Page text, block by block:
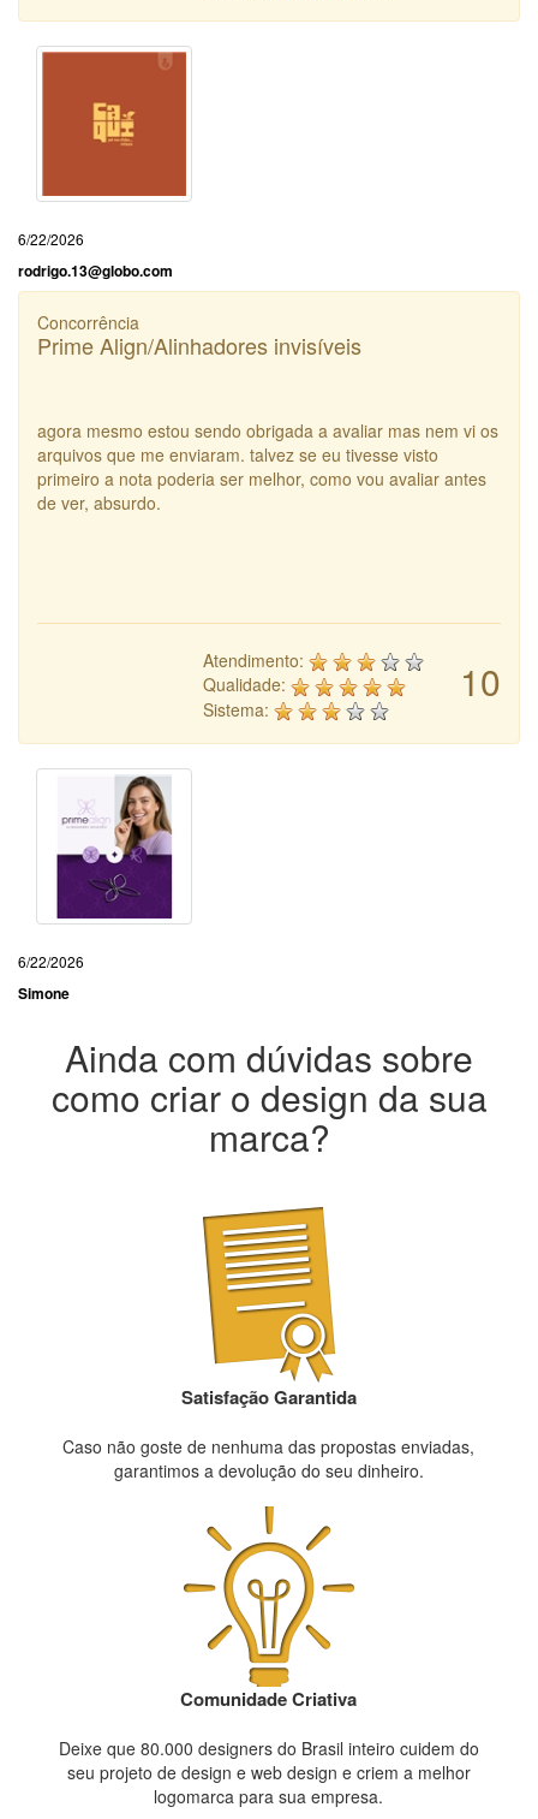
6/22/2026
rodrigo.13@globo.com
Concorrência
Prime Align/Alinhadores invisíveis
agora mesmo estou sendo obrigada a avaliar mas nem vi os
arquivos que me enviaram. talvez se eu tivesse visto
primeiro a nota poderia ser melhor, como vou avaliar antes
de ver, absurdo.
10
Atendimento:
Qualidade:
Sistema:
6/22/2026
Simone
Ainda com dúvidas sobre
como criar o design da sua
marca?
Satisfação Garantida
Caso não goste de nenhuma das propostas enviadas,
garantimos a devolução do seu dinheiro.
Comunidade Criativa
Deixe que 80.000 designers do Brasil inteiro cuidem do
seu projeto de design e web design e criem a melhor
logomarca para sua empresa.